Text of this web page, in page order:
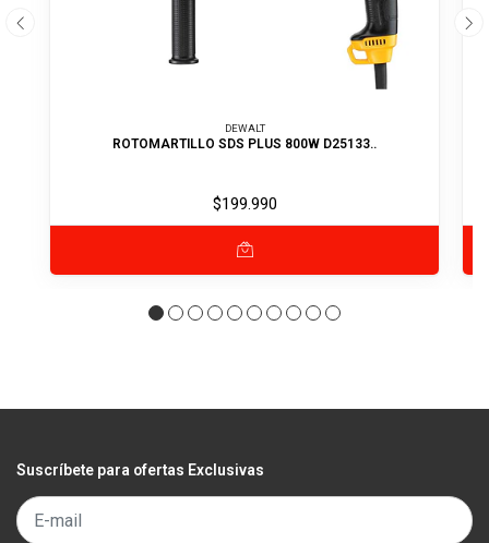
DEWALT
ROTOMARTILLO SDS PLUS 800W D25133..
$199.990
Suscríbete para ofertas Exclusivas